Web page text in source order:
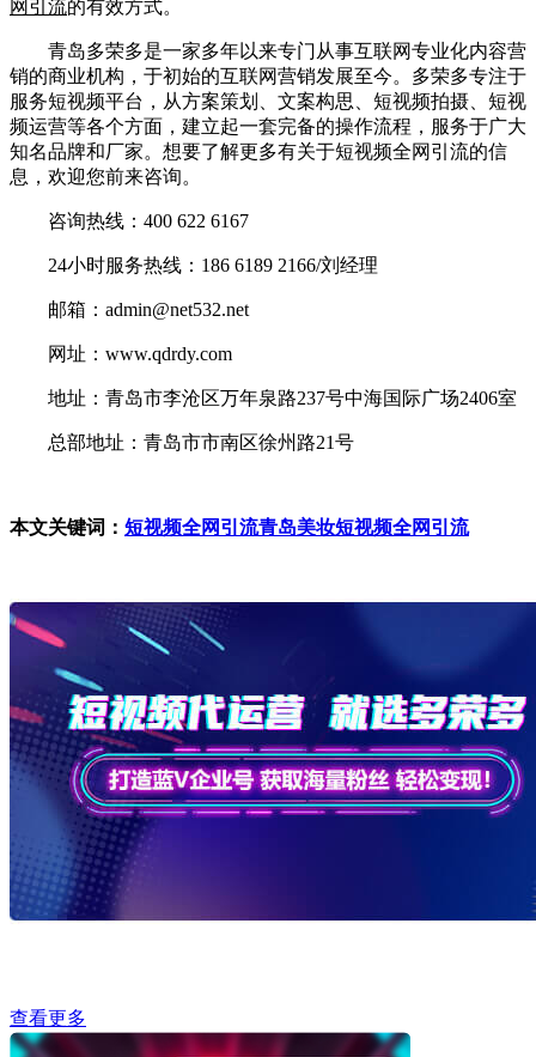
网引流的有效方式。
青岛多荣多是一家多年以来专门从事互联网专业化内容营
销的商业机构，于初始的互联网营销发展至今。多荣多专注于
服务短视频平台，从方案策划、文案构思、短视频拍摄、短视
频运营等各个方面，建立起一套完备的操作流程，服务于广大
知名品牌和厂家。想要了解更多有关于短视频全网引流的信
息，欢迎您前来咨询。
咨询热线：400 622 6167
24小时服务热线：186 6189 2166/刘经理
邮箱：admin@net532.net
网址：www.qdrdy.com
地址：青岛市李沧区万年泉路237号中海国际广场2406室
总部地址：青岛市市南区徐州路21号
本文关键词： 短视频全网引流青岛美妆短视频全网引流
查看更多